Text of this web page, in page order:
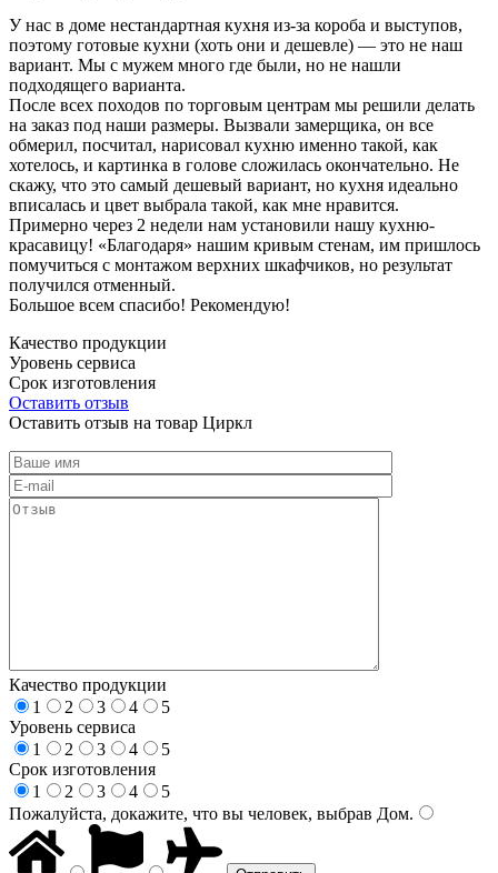
У нас в доме нестандартная кухня из-за короба и выступов,
поэтому готовые кухни (хоть они и дешевле) — это не наш
вариант. Мы с мужем много где были, но не нашли
подходящего варианта.
После всех походов по торговым центрам мы решили делать
на заказ под наши размеры. Вызвали замерщика, он все
обмерил, посчитал, нарисовал кухню именно такой, как
хотелось, и картинка в голове сложилась окончательно. Не
скажу, что это самый дешевый вариант, но кухня идеально
вписалась и цвет выбрала такой, как мне нравится.
Примерно через 2 недели нам установили нашу кухню-
красавицу! «Благодаря» нашим кривым стенам, им пришлось
помучиться с монтажом верхних шкафчиков, но результат
получился отменный.
Большое всем спасибо! Рекомендую!
Качество продукции
Уровень сервиса
Срок изготовления
Оставить отзыв
Оставить отзыв на товар Циркл
Качество продукции
1
2 3 4
5
Уровень сервиса
1
2 3 4
5
Срок изготовления
1
2 3 4
5
Пожалуйста, докажите, что вы человек, выбрав Дом.